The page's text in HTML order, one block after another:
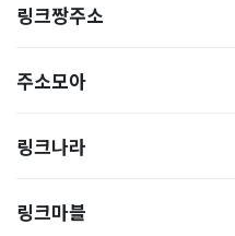
링크짱주소
주소모아
링크나라
링크마블